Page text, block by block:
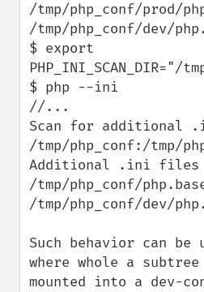
/tmp/php_conf/prod/
/tmp/php_conf/dev/
$ export
$ php --ini
//...
Scan for
/tmp/php_conf:/tmp/
Additional .ini files
/tmp/php_conf/
/tmp/php_conf/dev/
Such behavior can be
where whole a
mounted into a dev-